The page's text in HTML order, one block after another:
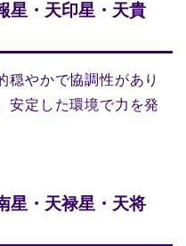
星・天印星・天貴
穏やかで協調性があり
安定した環境で力を発
星・天禄星・天将